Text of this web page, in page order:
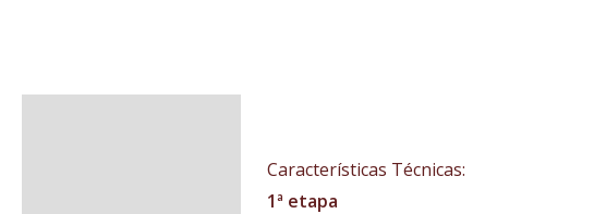
Características Técnicas:
1ª etapa